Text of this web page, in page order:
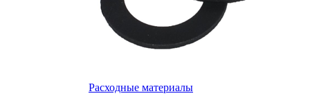
Расходные материалы